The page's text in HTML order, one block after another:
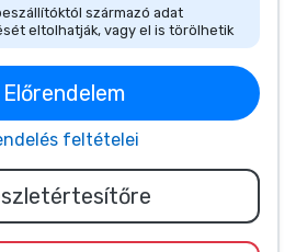
származó adat
eltolhatják, vagy el is törölhetik
Előrendelem
feltételei